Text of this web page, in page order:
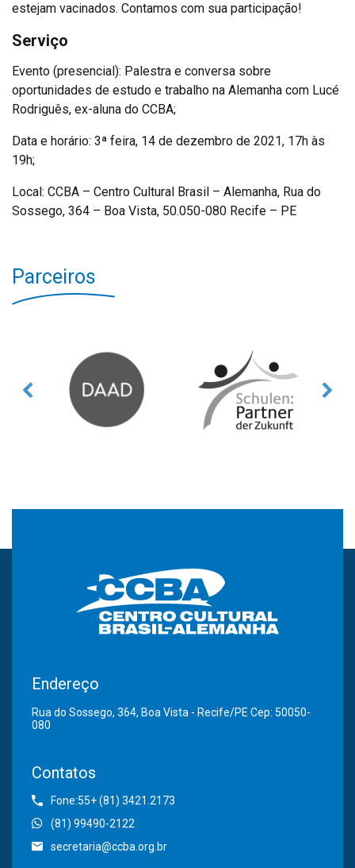
estejam vacinados. Contamos com sua participação!
Serviço
Evento (presencial): Palestra e conversa sobre
oportunidades de estudo e trabalho na Alemanha com Lucé
Rodriguês, ex-aluna do CCBA;
Data e horário: 3ª feira, 14 de dezembro de 2021, 17h às
19h;
Local: CCBA – Centro Cultural Brasil – Alemanha, Rua do
Sossego, 364 – Boa Vista, 50.050-080 Recife – PE
Parceiros
Endereço
Rua do Sossego, 364, Boa Vista - Recife/PE Cep: 50050-
080
Contatos
Fone:55+ (81) 3421.2173
(81) 99490-2122
secretaria@ccba.org.br